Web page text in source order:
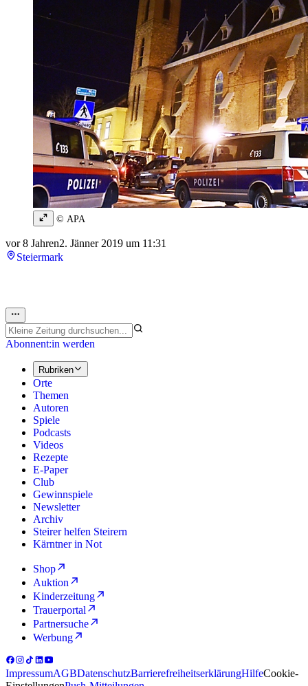
© APA
vor 8 Jahren2. Jänner 2019 um 11:31
Steiermark
Abonnent:in werden
Rubriken
Orte
Themen
Autoren
Spiele
Podcasts
Videos
Rezepte
E-Paper
Club
Gewinnspiele
Newsletter
Archiv
Steirer helfen Steirern
Kärntner in Not
Shop
Auktion
Kinderzeitung
Trauerportal
Partnersuche
Werbung
ImpressumAGBDatenschutzBarrierefreiheitserklärungHilfeCookie-